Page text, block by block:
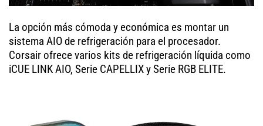
La opción más cómoda y económica es montar un
sistema AIO de refrigeración para el procesador.
Corsair ofrece varios kits de refrigeración líquida como
iCUE LINK AIO, Serie CAPELLIX y Serie RGB ELITE.